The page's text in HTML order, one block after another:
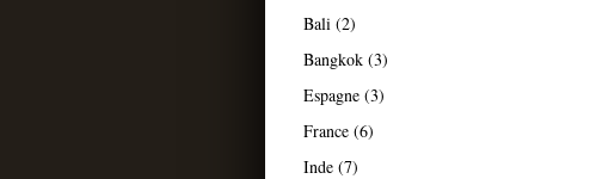
Bali (2)
Bangkok (3)
Espagne (3)
France (6)
Inde (7)